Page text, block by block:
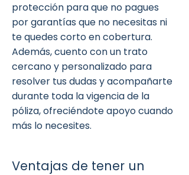
protección para que no pagues
por garantías que no necesitas ni
te quedes corto en cobertura.
Además, cuento con un trato
cercano y personalizado para
resolver tus dudas y acompañarte
durante toda la vigencia de la
póliza, ofreciéndote apoyo cuando
más lo necesites.
Ventajas de tener un